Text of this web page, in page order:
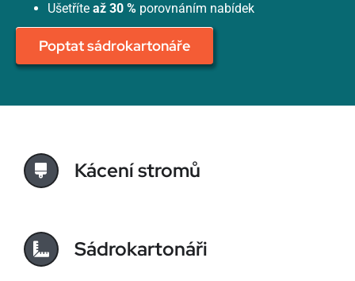
Ušetříte až 30 %porovnáním nabídek
Poptat sádrokartonáře
Kácení stromů
Sádrokartonáři